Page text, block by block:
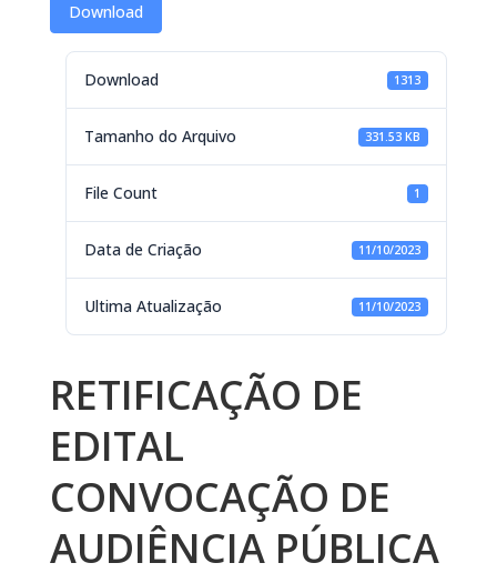
Download
Download 1313
Tamanho do Arquivo 331.53 KB
File Count 1
Data de Criação 11/10/2023
Ultima Atualização 11/10/2023
RETIFICAÇÃO DE
EDITAL
CONVOCAÇÃO DE
AUDIÊNCIA PÚBLICA